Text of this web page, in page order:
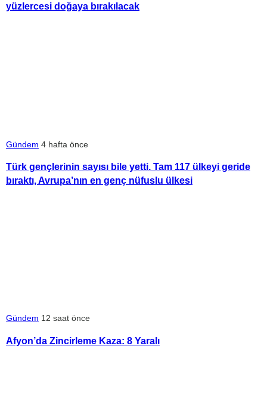
yüzlercesi doğaya bırakılacak
Gündem 4 hafta önce
Türk gençlerinin sayısı bile yetti. Tam 117 ülkeyi geride
bıraktı, Avrupa’nın en genç nüfuslu ülkesi
Gündem 12 saat önce
Afyon’da Zincirleme Kaza: 8 Yaralı